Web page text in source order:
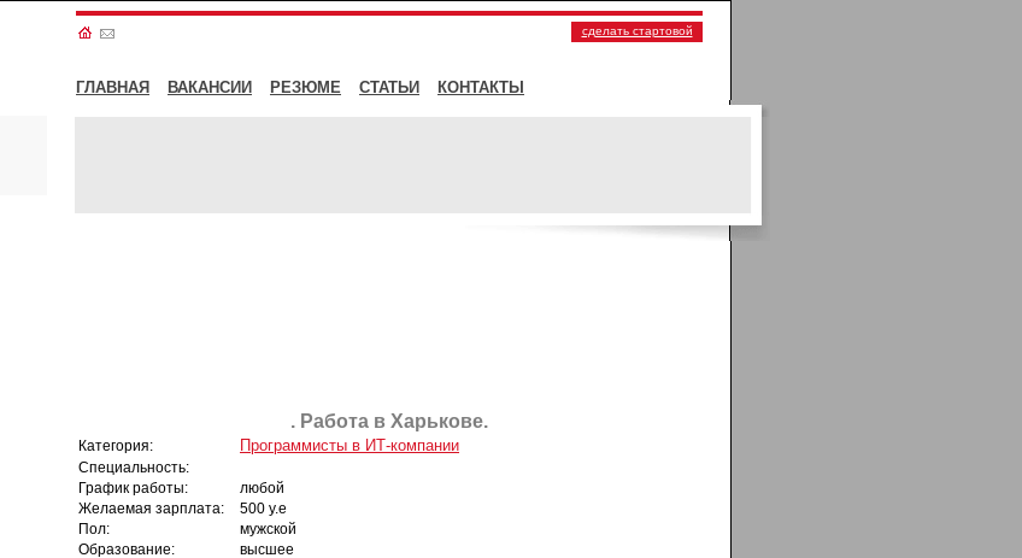
сделать стартовой
ГЛАВНАЯ ВАКАНСИИ РЕЗЮМЕ СТАТЬИ КОНТАКТЫ
. Работа в Харькове.
Категория: Программисты в ИТ-компании
Специальность:
График работы:
любой
Желаемая зарплата:
500 у.е
Пол:
мужской
Образование:
высшее